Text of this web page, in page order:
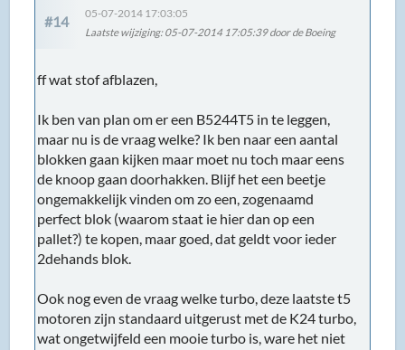
#14
05-07-2014 17:03:05
Laatste wijziging: 05-07-2014 17:05:39 door de Boeing
ff wat stof afblazen,
Ik ben van plan om er een B5244T5 in te leggen,
maar nu is de vraag welke? Ik ben naar een aantal
blokken gaan kijken maar moet nu toch maar eens
de knoop gaan doorhakken. Blijf het een beetje
ongemakkelijk vinden om zo een, zogenaamd
perfect blok (waarom staat ie hier dan op een
pallet?) te kopen, maar goed, dat geldt voor ieder
2dehands blok.
Ook nog even de vraag welke turbo, deze laatste t5
motoren zijn standaard uitgerust met de K24 turbo,
wat ongetwijfeld een mooie turbo is, ware het niet